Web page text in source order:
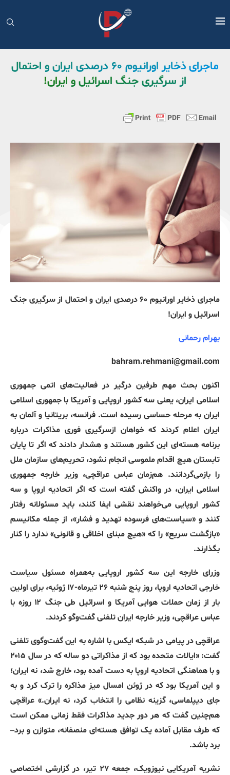
ماجرای ذخایر اورانیوم ۶۰ درصدی ایران و احتمال
از سرگیری جنگ اسرائیل و ایران!
ماجرای ذخایر اورانیوم ۶۰ درصدی ایران و احتمال از سرگیری جنگ
اسرائیلو ایران!
بهرامرحمانی
bahram.rehmani@gmail.com
اکنون بحث مهم طرفین درگیر در فعالیت‌های اتمی جمهوری
اسلامی ایران، یعنی سه کشور اروپایی و آمریکا با جمهوری اسلامی
ایران به مرحله حساسی رسیده است. فرانسه، بریتانیا و آلمان به
ایران اعلام کردند که خواهان ازسرگیری فوری مذاکرات درباره
برنامه هسته‌ای این کشور هستند و هشدار دادند که اگر تا پایان
تابستان هیچ اقدام ملموسی انجام نشود، تحریم‌های سازمان ملل
را بازمی‌گردانند. هم‌زمان عباس عراقچی، وزیر خارجه جمهوری
اسلامی ایران، در واکنش گفته است که اگر اتحادیه اروپا و سه
کشور اروپایی می‌خواهند نقشی ایفا کنند، باید مسئولانه رفتار
کنند و«سیاست‌های فرسوده تهدید و فشار»، از جمله مکانیسم
«بازگشت سریع»را که «هیچ مبنای اخلاقی و قانونی» ندارد را کنار
بگذارند.
وزرای خارجه این سه کشور اروپایی به‌همراه مسئول سیاست
خارجی اتحادیه اروپا، روز پنج شنبه ۲۶ تیرماه
-‌
۱۷ ژوئیه، برای اولین
بار از زمان حملات هوایی آمریکا و اسرائیل طی جنگ ۱۲ روزه با
عباس عراقچی، وزیر خارجه ایران تلفنی گفت‌و‌گو کردند.
عراقچی در پیامی در شبکه ایکس با اشاره به این گفت‌و‌گوی تلفنی
گفت: «
ایالات متحده بود که از مذاکراتی دو ساله که در سال ۲۰۱۵
و با هماهنگی اتحادیه اروپا به دست آمده بود، خارج شد، نه ایران؛
و این آمریکا بود که در ژوئن امسال میز مذاکره را ترک کرد و به
جای دیپلماسی، گزینه نظامی را انتخاب کرد، نه ایران.» عراقچی
هم‌چنین گفت که هر دور جدید مذاکرات فقط زمانی ممکن است
که طرف مقابل آماده یک توافق هسته‌ای منصفانه، متوازن و برد–
برد باشد.
نشریه آمریکایی نیوزویک، جمعه ۲۷ تیر، در گزارشی اختصاصی